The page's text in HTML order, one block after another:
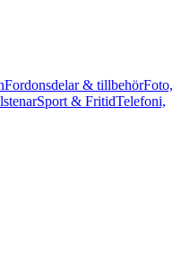
Fordonsdelar & tillbehörFoto,
Sport & FritidTelefoni,